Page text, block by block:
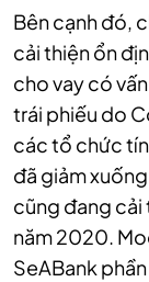
Bên cạnh đó,
cải thiện ổn
cho vay có
trái phiếu do
các tổ chức tín
đã giảm
cũng đang cải
năm 2020.
SeABank